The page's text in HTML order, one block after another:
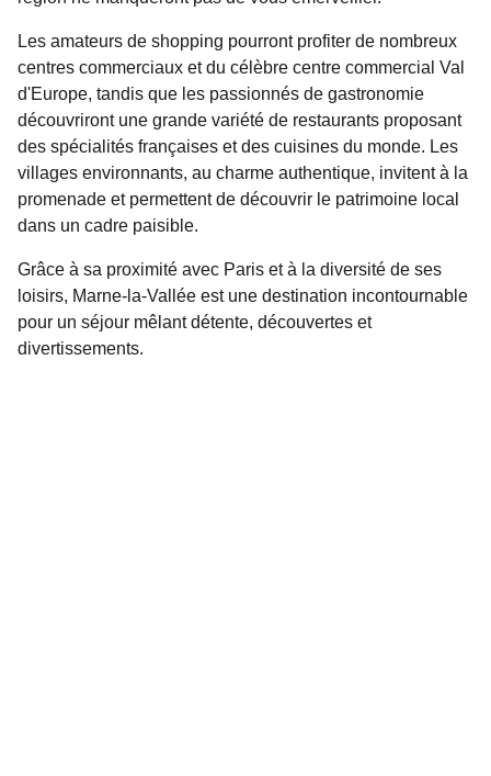
Les amateurs de shopping pourront profiter de nombreux
centres commerciaux et du célèbre centre commercial Val
d'Europe, tandis que les passionnés de gastronomie
découvriront une grande variété de restaurants proposant
des spécialités françaises et des cuisines du monde. Les
villages environnants, au charme authentique, invitent à la
promenade et permettent de découvrir le patrimoine local
dans un cadre paisible.
Grâce à sa proximité avec Paris et à la diversité de ses
loisirs, Marne-la-Vallée est une destination incontournable
pour un séjour mêlant détente, découvertes et
divertissements.